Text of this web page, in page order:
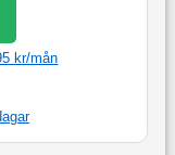
kr/mån